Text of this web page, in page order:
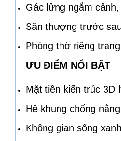
Gác lửng ngắm
Sân thượng trước
Phòng thờ riêng
ƯU ĐIỂM NỔI BẬT
Mặt tiền kiến trúc 3D
Hệ khung chống
Không gian sống